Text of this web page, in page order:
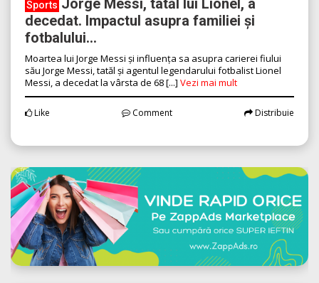
Sports Jorge Messi, tatăl lui Lionel, a
decedat. Impactul asupra familiei și
fotbalului...
Moartea lui Jorge Messi și influența sa asupra carierei fiului
său Jorge Messi, tatăl și agentul legendarului fotbalist Lionel
Messi, a decedat la vârsta de 68 [...] Vezi mai mult
Like Comment Distribuie